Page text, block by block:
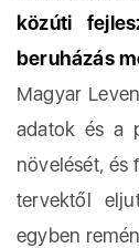
közúti
beruházás
Magyar
adatok és a
növelését, és
tervektől
egyben